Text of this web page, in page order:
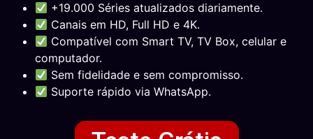
+19.000 Séries atualizados diariamente.
Canais em HD, Full HD e 4K.
Compatível com Smart TV, TV Box, celular e
computador.
Sem fidelidade e sem compromisso.
Suporte rápido via WhatsApp.